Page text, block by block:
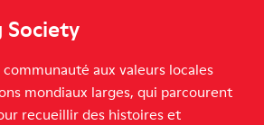
Society
aux valeurs locales
mondiaux larges, qui parcourent
recueillir des histoires et